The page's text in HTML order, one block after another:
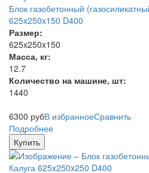
Блок газобетонный
625x250x150 D400
Размер:
625x250x150
Масса, кг:
12.7
Количество на машине, шт:
1440
6300 рубВ избранноеСравнить
Подробнее
Купить